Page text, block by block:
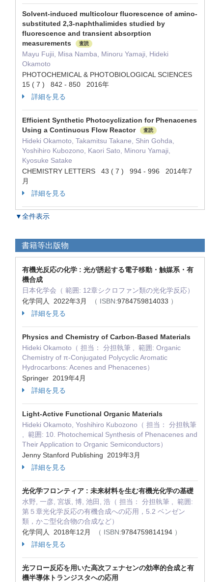
Solvent-induced multicolour fluorescence of amino-
substituted 2,3-naphthalimides studied by
fluorescence and transient absorption
measurements
査読
Mayu Fujii, Misa Namba, Minoru Yamaji, Hideki
Okamoto
PHOTOCHEMICAL & PHOTOBIOLOGICAL SCIENCES
15 ( 7 ) 842 - 850 2016年
詳細を見る
Efficient Synthetic Photocyclization for Phenacenes
Using a Continuous Flow Reactor
査読
Hideki Okamoto, Takamitsu Takane, Shin Gohda,
Yoshihiro Kubozono, Kaori Sato, Minoru Yamaji,
Kyosuke Satake
CHEMISTRY LETTERS 43 ( 7 ) 994 - 996 2014年7
月
詳細を見る
▼全件表示
書籍等出版物
有機光反応の化学 : 光が誘起する電子移動・触媒系・有
機合成
日本化学会（ 範囲: 12章シクロファン類の光化学反応）
化学同人 2022年3月
（ ISBN:9784759814033 ）
詳細を見る
Physics and Chemistry of Carbon-Based Materials
Hideki Okamoto（ 担当： 分担執筆 , 範囲: Organic
Chemistry of π-Conjugated Polycyclic Aromatic
Hydrocarbons: Acenes and Phenacenes）
Springer 2019年4月
詳細を見る
Light-Active Functional Organic Materials
Hideki Okamoto, Yoshihiro Kubozono（ 担当： 分担執筆
, 範囲: 10. Photochemical Synthesis of Phenacenes and
Their Application to Organic Semiconductors）
Jenny Stanford Publishing 2019年3月
詳細を見る
光化学フロンティア : 未来材料を生む有機光化学の基礎
水野, 一彦, 宮坂, 博, 池田, 浩（ 担当： 分担執筆 , 範囲:
第５章光化学反応の有機合成への応用，5.2 ベンゼン
類，かご型化合物の合成など）
化学同人 2018年12月
（ ISBN:9784759814194 ）
詳細を見る
光フロー反応を用いた高次フェナセンの効率的合成と有
機半導体トランジスタへの応用